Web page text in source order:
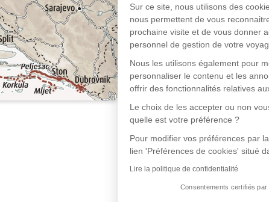
Sur ce site, nous utilisons des
nous permettent de vous
prochaine visite et de vous donner
personnel de gestion de votre
Nous les utilisons également pour
personnaliser le contenu et les
offrir des fonctionnalités relatives
Le choix de les accepter ou non
quelle est votre préférence ?
Pour modifier vos préférences par
lien 'Préférences de cookies' situé
Lire la politique de confidentialité
Consentements certifiés par
Visite
Transfert dans le
fait découvrir
charmantes rues de
des bâtiments
République de
C'est le centre
touristiques et des
départ pour le parc